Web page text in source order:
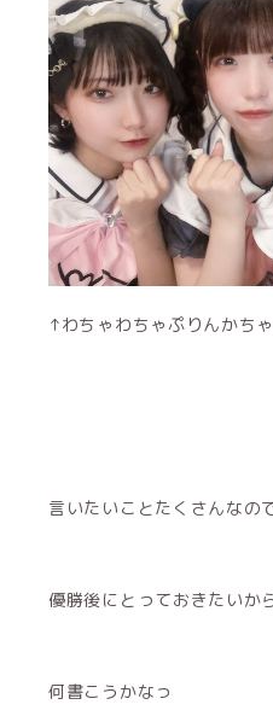
↑わちゃわちゃぷりんかち
言いたいことたくさんなの
優勝後にとっておきたい
何書こうかなっ